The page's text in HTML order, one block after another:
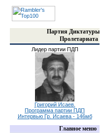
Партия Диктатуры
Пролетариата
Лидер партии ПДП
Григорий Исаев.
Программа партии ПДП
Интервью Гр. Исаева - 146мб
Главное меню